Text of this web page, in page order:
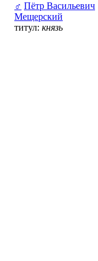
♂ Пётр Васильевич
Мещерский
титул: князь